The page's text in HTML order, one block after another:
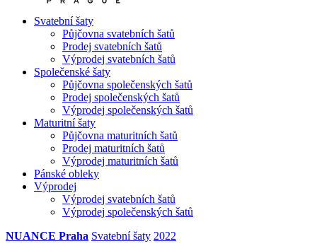
Svatební šaty
Půjčovna svatebních šatů
Prodej svatebních šatů
Výprodej svatebních šatů
Společenské šaty
Půjčovna společenských šatů
Prodej společenských šatů
Výprodej společenských šatů
Maturitní šaty
Půjčovna maturitních šatů
Prodej maturitních šatů
Výprodej maturitních šatů
Pánské obleky
Výprodej
Výprodej svatebních šatů
Výprodej společenských šatů
NUANCE Praha Svatební šaty 2022